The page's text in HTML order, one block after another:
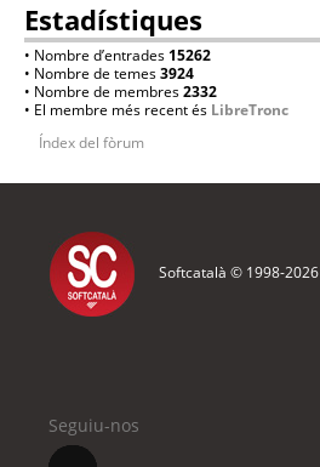
Estadístiques
• Nombre d’entrades 15262
• Nombre de temes3924
• Nombre de membres2332
• El membre més recent és LibreTronc
Índex del fòrum
Softcatalà © 1998-2026
Seguiu-nos